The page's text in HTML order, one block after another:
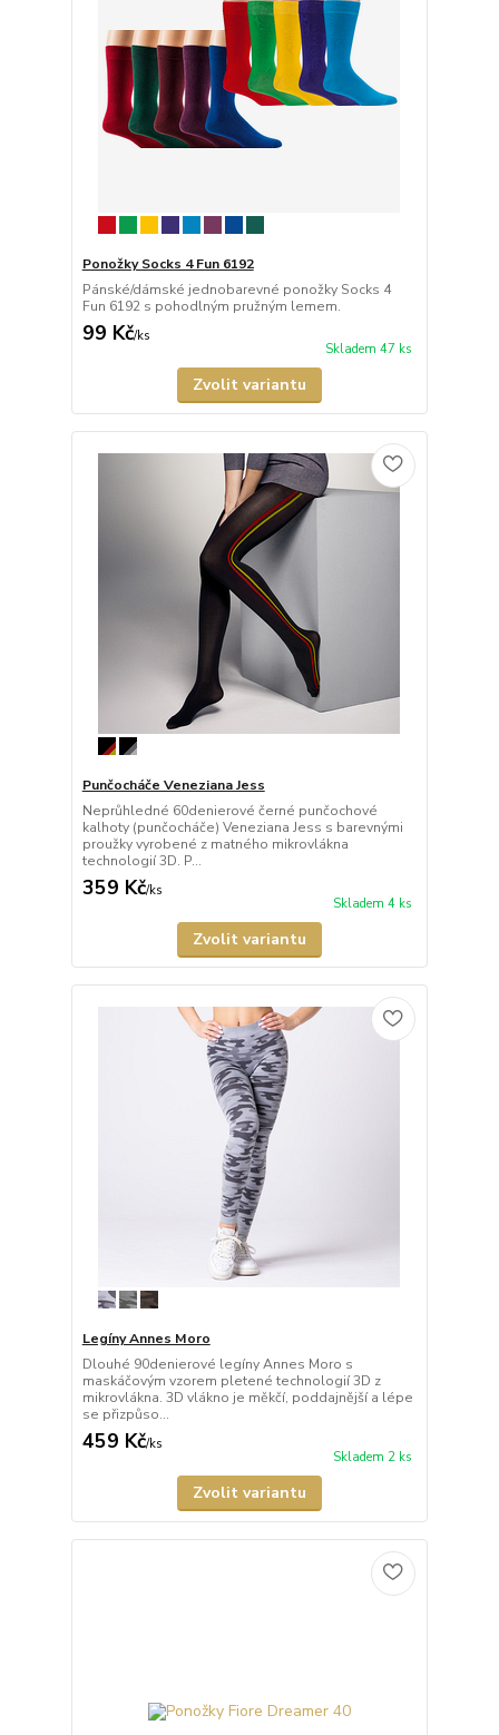
Ponožky Socks 4 Fun 6192
Pánské/dámské jednobarevné ponožky Socks 4
Fun 6192 s pohodlným pružným lemem.
99 Kč/ks
Skladem 47 ks
Zvolit variantu
Punčocháče Veneziana Jess
Neprůhledné 60denierové černé punčochové
kalhoty (punčocháče) Veneziana Jess s barevnými
proužky vyrobené z matného mikrovlákna
technologií 3D. P...
359 Kč/ks
Skladem 4 ks
Zvolit variantu
Legíny Annes Moro
Dlouhé 90denierové legíny Annes Moro s
maskáčovým vzorem pletené technologií 3D z
mikrovlákna. 3D vlákno je měkčí, poddajnější a lépe
se přizpůso...
459 Kč/ks
Skladem 2 ks
Zvolit variantu